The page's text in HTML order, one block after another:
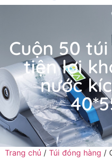
Cuộn 50
tiện lợi
nước
Trang chủ / Túi đóng hàng /